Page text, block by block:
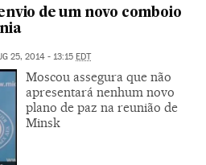
de um novo comboio
25, 2014 - 13:15 EDT
Moscou assegura que não
apresentará nenhum novo
plano de paz na reunião de
Minsk